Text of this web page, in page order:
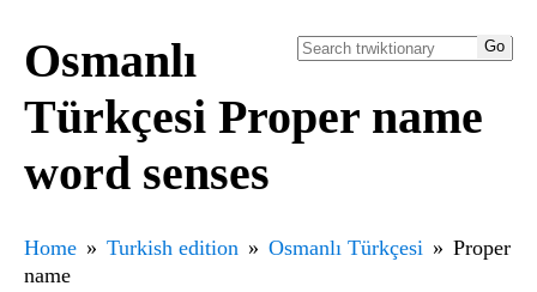
Osmanlı
Türkçesi Proper name
word senses
Home Turkish edition Osmanlı Türkçesi
Proper
name